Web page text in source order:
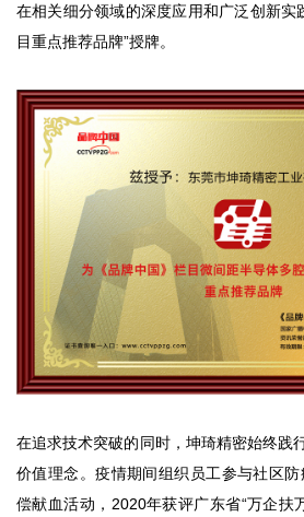
在相关细分领域的深度应用和广泛创新实
目重点推荐品牌”授牌。
在追求技术突破的同时，坤琦精密始终践
价值理念。疫情期间组织员工参与社区
偿献血活动，2020年获评广东省“万企扶